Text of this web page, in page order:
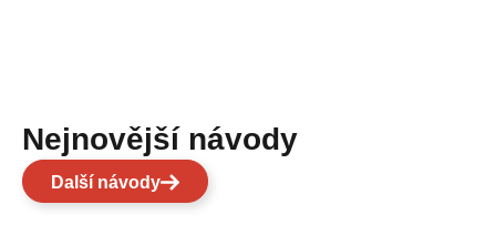
Nejnovější návody
Další návody